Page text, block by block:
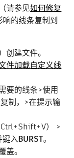
请参见如何修复
的线条复制到
创建文件。
件加载自定义线
要的线条>使用
制，>在提示输
） >
键入BURST。
盖。